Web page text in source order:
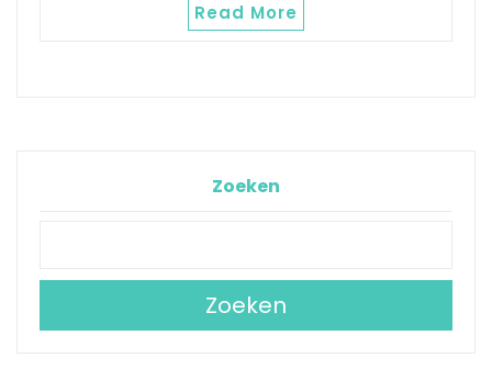
Read More
Zoeken
Zoeken